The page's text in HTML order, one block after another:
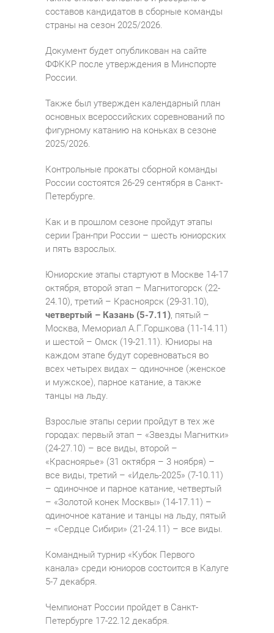
составов кандидатов в сборные команды
страны на сезон 2025/2026.
Документ будет опубликован на сайте
ФФККР после утверждения в Минспорте
России.
Также был утвержден календарный план
основных всероссийских соревнований по
фигурному катанию на коньках в сезоне
2025/2026.
Контрольные прокаты сборной команды
России состоятся 26-29 сентября в Санкт-
Петербурге.
Как и в прошлом сезоне пройдут этапы
серии Гран-при России – шесть юниорских
и пять взрослых.
Юниорские этапы стартуют в Москве 14-17
октября, второй этап – Магнитогорск (22-
24.10), третий – Красноярск (29-31.10),
четвертый – Казань (5-7.11), пятый –
Москва, Мемориал А.Г.Горшкова (11-14.11)
и шестой – Омск (19-21.11). Юниоры на
каждом этапе будут соревноваться во
всех четырех видах – одиночное (женское
и мужское), парное катание, а также
танцы на льду.
Взрослые этапы серии пройдут в тех же
городах: первый этап – «Звезды Магнитки»
(24-27.10) – все виды, второй –
«Красноярье» (31 октября – 3 ноября) –
все виды, третий – «Идель-2025» (7-10.11)
– одиночное и парное катание, четвертый
– «Золотой конек Москвы» (14-17.11) –
одиночное катание и танцы на льду, пятый
– «Сердце Сибири» (21-24.11) – все виды.
Командный турнир «Кубок Первого
канала» среди юниоров состоится в Калуге
5-7 декабря.
Чемпионат России пройдет в Санкт-
Петербурге 17-22.12 декабря.